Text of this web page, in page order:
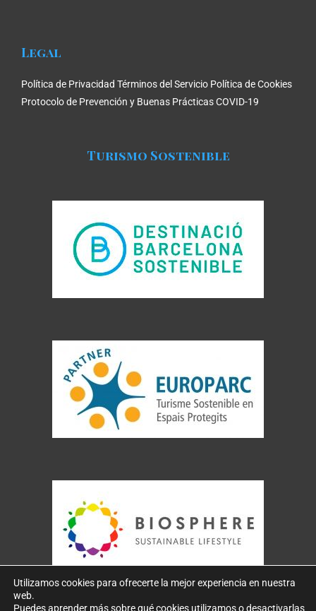
Legal
Política de Privacidad Términos del Servicio Política de Cookies
Protocolo de Prevención y Buenas Prácticas COVID-19
Turismo Sostenible
Copyright 2026 – SaphiraDive.com designed byIKON
Utilizamos cookies para ofrecerte la mejor experiencia en nuestra
web.
Puedes aprender más sobre qué cookies utilizamos o desactivarlas